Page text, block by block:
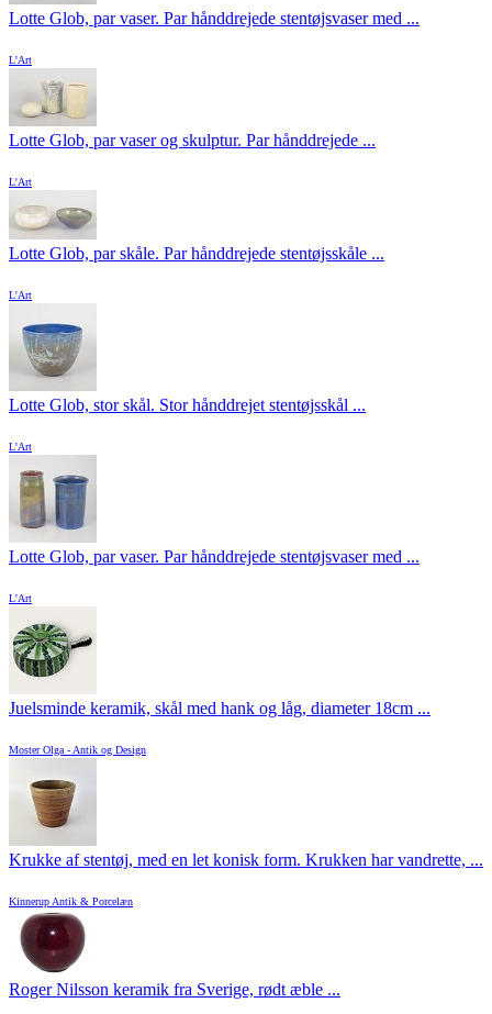
Lotte Glob, par vaser. Par hånddrejede stentøjsvaser med ...
L'Art
Lotte Glob, par vaser og skulptur. Par hånddrejede ...
L'Art
Lotte Glob, par skåle. Par hånddrejede stentøjsskåle ...
L'Art
Lotte Glob, stor skål. Stor hånddrejet stentøjsskål ...
L'Art
Lotte Glob, par vaser. Par hånddrejede stentøjsvaser med ...
L'Art
Juelsminde keramik, skål med hank og låg, diameter 18cm ...
Moster Olga - Antik og Design
Krukke af stentøj, med en let konisk form. Krukken har vandrette, ...
Kinnerup Antik & Porcelæn
Roger Nilsson keramik fra Sverige, rødt æble ...